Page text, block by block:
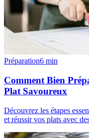
Préparation6 min
Comment Bien
Plat Savoureux
Découvrez les étapes
et réussir vos plats avec